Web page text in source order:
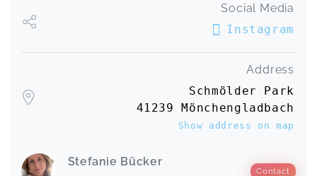
Social Media
Instagram
Address
Schmölder Park
41239 Mönchengladbach
Show address on map
Stefanie Bücker
Contact